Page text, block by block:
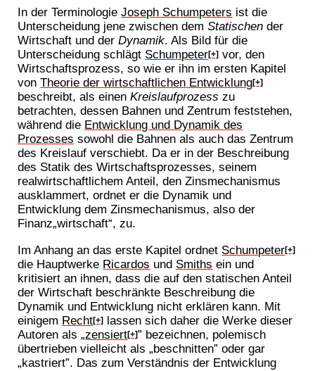
In der TerminologieJoseph Schumpeters ist die
Unterscheidung jene zwischen demStatischen der
Wirtschaft und derDynamik. Als Bild für die
Unterscheidung schlägt Schumpeter[+] vor, den
Wirtschaftsprozess, so wie er ihn im ersten Kapitel
vonTheorie der wirtschaftlichen Entwicklung[+]
beschreibt, als einenKreislaufprozess zu
betrachten, dessen Bahnen und Zentrum feststehen,
während die Entwicklung und Dynamik des
Prozesses sowohl die Bahnen als auch das Zentrum
des Kreislauf verschiebt. Da er in der Beschreibung
des Statik des Wirtschaftsprozesses, seinem
realwirtschaftlichem Anteil, den Zinsmechanismus
ausklammert, ordnet er die Dynamik und
Entwicklung dem Zinsmechanismus, also der
Finanz„wirtschaft“, zu.
Im Anhang an das erste Kapitel ordnet Schumpeter[+]
die Hauptwerke Ricardos und Smiths ein und
kritisiert an ihnen, dass die auf den statischen Anteil
der Wirtschaft beschränkte Beschreibung die
Dynamik und Entwicklung nicht erklären kann. Mit
einigem Recht[+] lassen sich daher die Werke dieser
Autoren als „zensiert[+]” bezeichnen, polemisch
übertrieben vielleicht als „beschnitten” oder gar
„kastriert”. Das zum Verständnis der Entwicklung